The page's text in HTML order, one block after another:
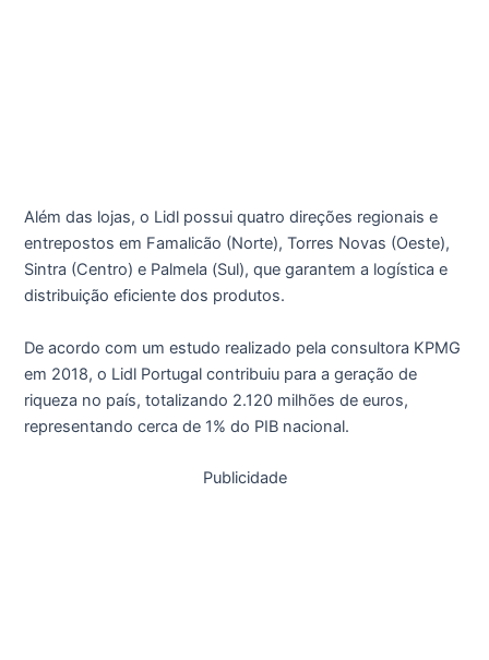
Além das lojas, o Lidl possui quatro direções regionais e
entrepostos em Famalicão (Norte), Torres Novas (Oeste),
Sintra (Centro) e Palmela (Sul), que garantem a logística e
distribuição eficiente dos produtos.
De acordo com um estudo realizado pela consultora KPMG
em 2018, o Lidl Portugal contribuiu para a geração de
riqueza no país, totalizando 2.120 milhões de euros,
representando cerca de 1% do PIB nacional.
Publicidade